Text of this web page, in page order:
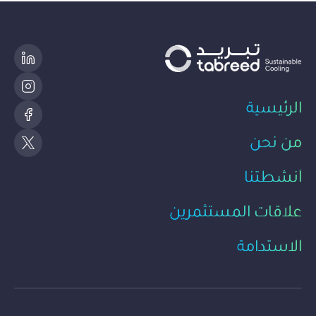
الرئيسية
من نحن
أنشطتنا
علاقات المستثمرين
الاستدامة